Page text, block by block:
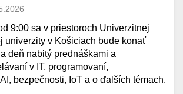
9:00 sa v priestoroch Univerzitnej
univerzity v Košiciach bude konať
deň nabitý prednáškami a
v IT, programovaní,
bezpečnosti, IoT a o ďalších témach.